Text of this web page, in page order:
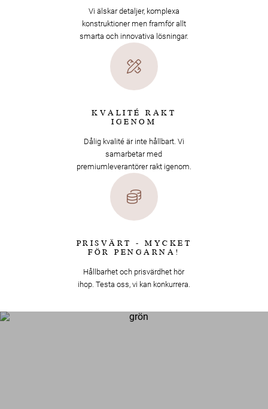
Vi älskar detaljer, komplexa
konstruktioner men framför allt
smarta och innovativa lösningar.
KVALITÉ RAKT
IGENOM
Dålig kvalité är inte hållbart. Vi
samarbetar med
premiumleverantörer rakt igenom.
PRISVÄRT - MYCKET
FÖR PENGARNA!
Hållbarhet och prisvärdhet hör
ihop. Testa oss, vi kan konkurrera.